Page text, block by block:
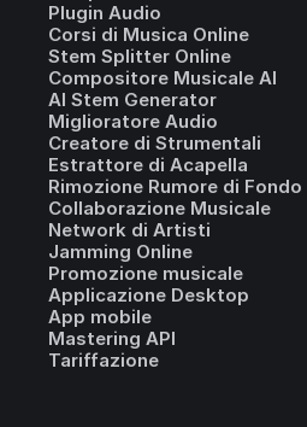
Plugin Audio
Corsi di Musica Online
Stem Splitter Online
Compositore Musicale AI
AI Stem Generator
Miglioratore Audio
Creatore di Strumentali
Estrattore di Acapella
Rimozione Rumore di Fondo
Collaborazione Musicale
Network di Artisti
Jamming Online
Promozione musicale
Applicazione Desktop
App mobile
Mastering API
Tariffazione